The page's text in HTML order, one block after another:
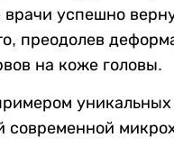
успешно
преодолев
на коже головы.
уникальных
современной